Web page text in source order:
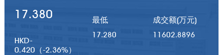
17.380
HKD-
0.420（-2.36%）
最低
17.280
成交额(万元)
11602.8896